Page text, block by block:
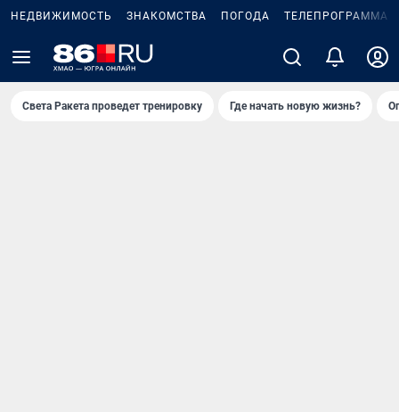
НЕДВИЖИМОСТЬ ЗНАКОМСТВА ПОГОДА ТЕЛЕПРОГРАММА
Света Ракета проведет тренировку Где начать новую жизнь?